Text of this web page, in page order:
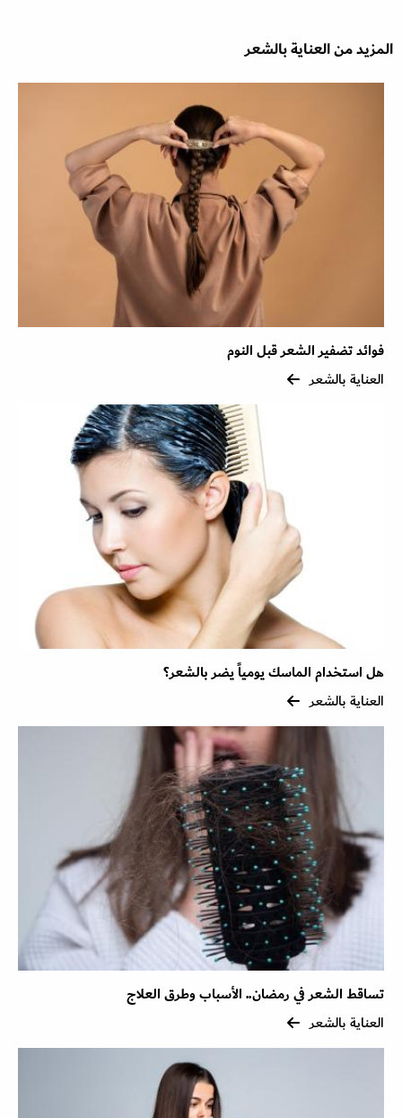
المزيد من العناية بالشعر
فوائد تضفير الشعر قبل النوم
العناية بالشعر
هل استخدام الماسك يومياً يضر بالشعر؟
العناية بالشعر
تساقط الشعر في رمضان.. الأسباب وطرق العلاج
العناية بالشعر